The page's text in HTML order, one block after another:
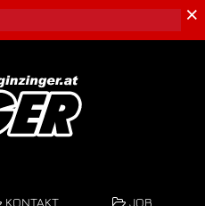
KONTAKT JOB
×